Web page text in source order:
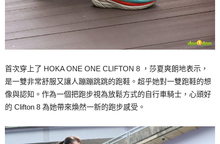
首次穿上了 HOKA ONE ONE CLIFTON 8 ，莎夏爽朗地表示，
是一雙非常舒服又讓人蹦蹦跳跳的跑鞋。超乎她對一雙跑鞋的想
像與認知。作為一個把跑步視為放鬆方式的自行車騎士，心頭好
的 Clifton 8 為她帶來煥然一新的跑步感受。